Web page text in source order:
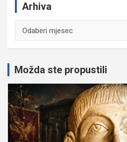
Arhiva
Možda ste propustili